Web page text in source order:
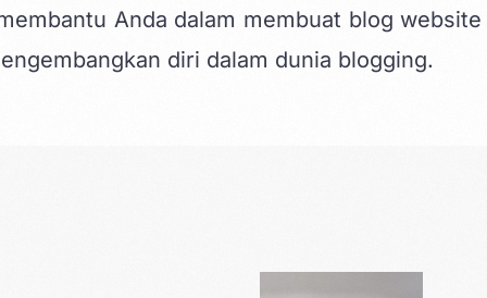
Anda dalam membuat blog
diri dalam dunia blogging.